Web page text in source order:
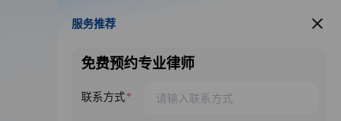
服务推荐
服务推荐
免费预约专业律师
联系方式